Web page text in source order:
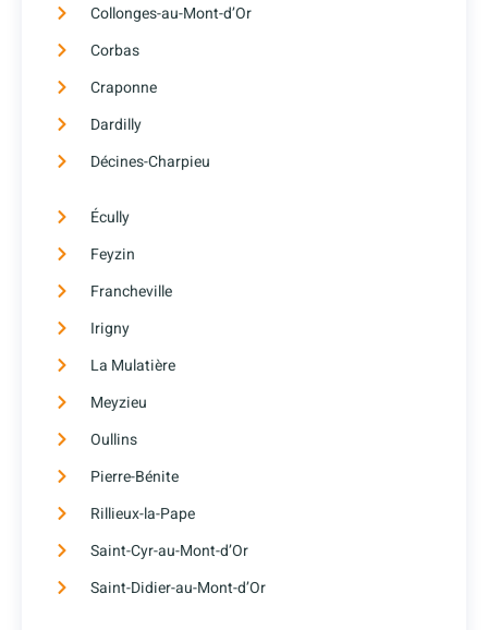
Collonges-au-Mont-d’Or
Corbas
Craponne
Dardilly
Décines-Charpieu
Écully
Feyzin
Francheville
Irigny
La Mulatière
Meyzieu
Oullins
Pierre-Bénite
Rillieux-la-Pape
Saint-Cyr-au-Mont-d’Or
Saint-Didier-au-Mont-d’Or